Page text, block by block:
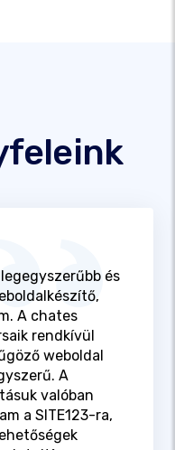
és
A chates
rendkívül
weboldal
A
valóban
a SITE123-ra,